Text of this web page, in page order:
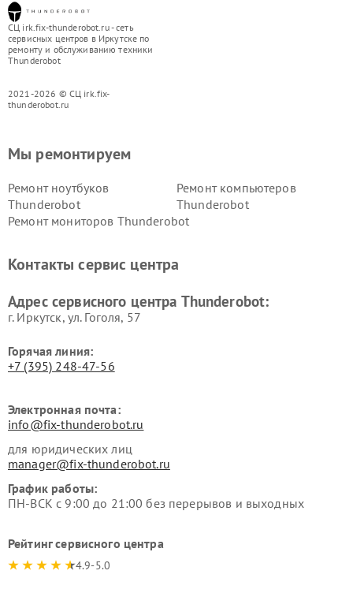
СЦ irk.fix-thunderobot.ru - сеть
сервисных центров в Иркутске по
ремонту и обслуживанию техники
Thunderobot
2021-2026 © СЦ irk.fix-
thunderobot.ru
Мы ремонтируем
Ремонт ноутбуков
Thunderobot
Ремонт компьютеров
Thunderobot
Ремонт мониторов Thunderobot
Контакты сервис центра
Адрес сервисного центра Thunderobot:
г. Иркутск, ул. ​Гоголя, 57
Горячая линия:
+7 (395) 248-47-56
Электронная почта:
info@fix-thunderobot.ru
для юридических лиц
manager@fix-thunderobot.ru
График работы:
ПН-ВСК с 9:00 до 21:00 без перерывов и выходных
Рейтинг сервисного центра
4.9-5.0